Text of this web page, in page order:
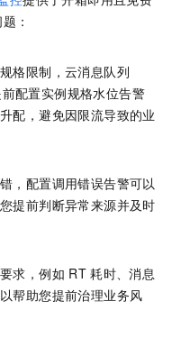
：
格限制， 云消息队列
配置实例规格水位告警
配，避免因限流导致的业
，配置调用错误告警可以
提前判断异常来源并及时
求，例如 RT 耗时、消息
帮助您提前治理业务风